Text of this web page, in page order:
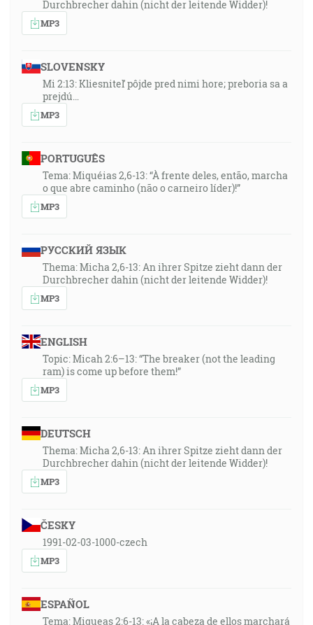
Durchbrecher dahin (nicht der leitende Widder)!
MP3
SLOVENSKY
Mi 2:13: Kliesniteľ pôjde pred nimi hore; preboria sa a
prejdú…
MP3
PORTUGUÊS
Tema: Miquéias 2,6-13: “À frente deles, então, marcha
o que abre caminho (não o carneiro líder)!”
MP3
РУССКИЙ ЯЗЫК
Thema: Micha 2,6-13: An ihrer Spitze zieht dann der
Durchbrecher dahin (nicht der leitende Widder)!
MP3
ENGLISH
Topic: Micah 2:6–13: “The breaker (not the leading
ram) is come up before them!”
MP3
DEUTSCH
Thema: Micha 2,6-13: An ihrer Spitze zieht dann der
Durchbrecher dahin (nicht der leitende Widder)!
MP3
ČESKY
1991-02-03-1000-czech
MP3
ESPAÑOL
Tema: Miqueas 2:6-13: «¡A la cabeza de ellos marchará